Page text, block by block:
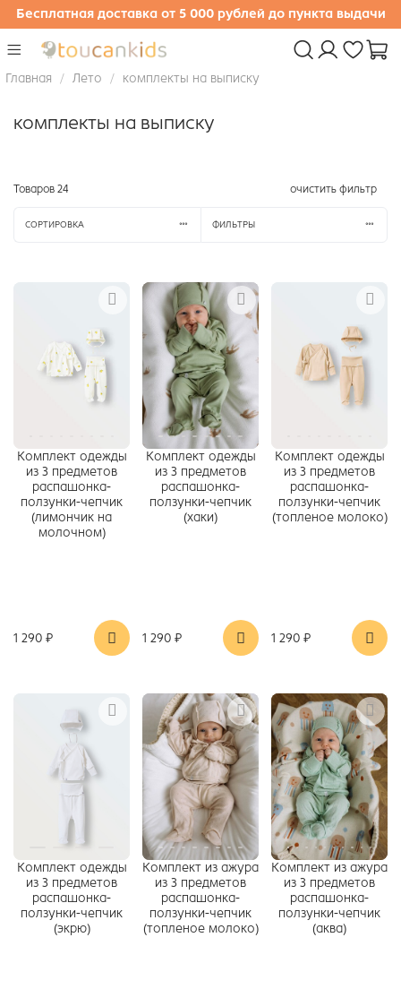
Бесплатная доставка от 5 000 рублей до пункта выдачи
Главная Лето комплекты на выписку
комплекты на выписку
Товаров 24 очистить фильтр
СОРТИРОВКА ФИЛЬТРЫ
Комплект одежды
из 3 предметов
распашонка-
ползунки-чепчик
(лимончик на
молочном)
1 290 ₽
Комплект одежды
из 3 предметов
распашонка-
ползунки-чепчик
(хаки)
1 290 ₽
Комплект одежды
из 3 предметов
распашонка-
ползунки-чепчик
(топленое молоко)
1 290 ₽
Комплект одежды
из 3 предметов
распашонка-
ползунки-чепчик
(экрю)
Комплект из ажура
из 3 предметов
распашонка-
ползунки-чепчик
(топленое молоко)
Комплект из ажура
из 3 предметов
распашонка-
ползунки-чепчик
(аква)